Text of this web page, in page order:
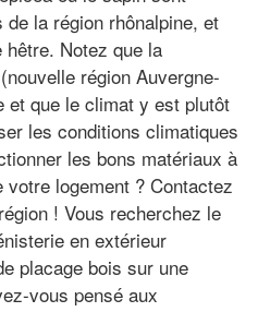
la région rhônalpine, et
Notez que la
région Auvergne-
et que le climat y est plutôt
les conditions climatiques
les bons matériaux à
logement ? Contactez
! Vous recherchez le
en extérieur
placage bois sur une
vous pensé aux